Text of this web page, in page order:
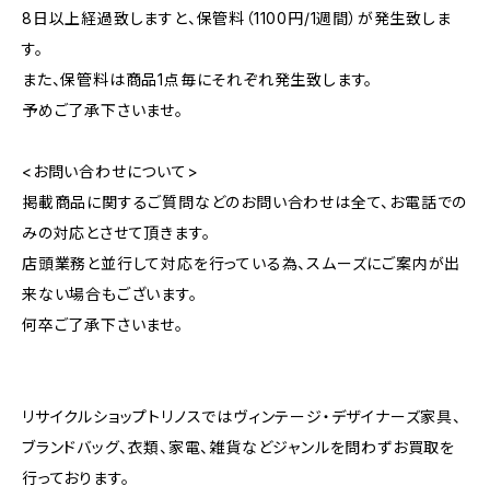
8日以上経過致しますと、保管料（1100円/1週間）が発生致しま
す。
また、保管料は商品1点毎にそれぞれ発生致します。
予めご了承下さいませ。
<お問い合わせについて>
掲載商品に関するご質問などのお問い合わせは全て、お電話での
みの対応とさせて頂きます。
店頭業務と並行して対応を行っている為、スムーズにご案内が出
来ない場合もございます。
何卒ご了承下さいませ。
リサイクルショップトリノスではヴィンテージ・デザイナーズ家具、
ブランドバッグ、衣類、家電、雑貨などジャンルを問わずお買取を
行っております。